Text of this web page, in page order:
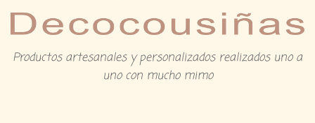
Productos artesanales y personalizados realizados uno a
uno con mucho mimo